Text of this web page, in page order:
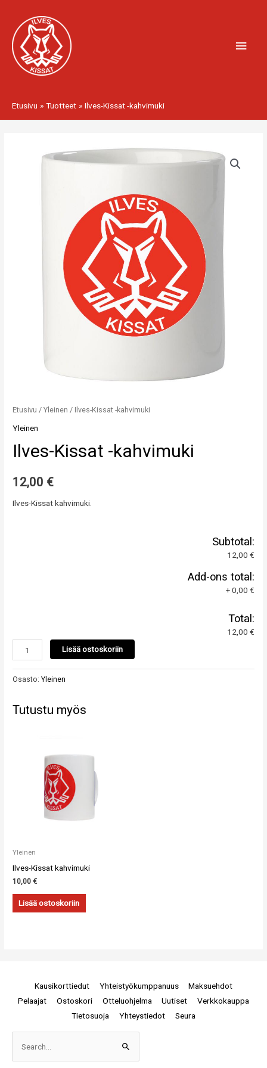
sisältöön
Etusivu Tuotteet Ilves-Kissat -kahvimuki
Etusivu /Yleinen / Ilves-Kissat -kahvimuki
Yleinen
Ilves-Kissat -kahvimuki
12,00 €
Ilves-Kissat kahvimuki.
Subtotal:
12,00 €
Add-ons total:
+0,00 €
Total:
12,00 €
Lisää ostoskoriin
Osasto:Yleinen
Tutustu myös
Yleinen
Ilves-Kissat kahvimuki
10,00€
Lisää ostoskoriin
Kausikorttiedut Yhteistyökumppanuus
Maksuehdot
Pelaajat
Ostoskori Otteluohjelma Uutiset
Verkkokauppa
Tietosuoja
Yhteystiedot Seura
Search
for: